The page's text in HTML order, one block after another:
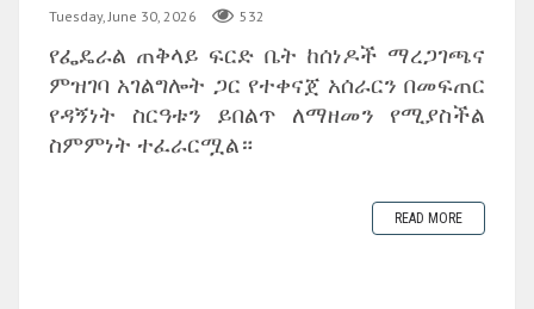
Tuesday, June 30, 2026 532
‎የፌዴራል ጠቅላይ ፍርድ ቤት ከሰነዶች ማረጋገጫና
ምዝገባ አገልግሎት ጋር የተቀናጀ አሰራርን በመፍጠር
የዳኝነት ስርዓቱን ይበልጥ ለማዘመን የሚያስችል
ስምምነት ተፈራርሟል።
READ MORE